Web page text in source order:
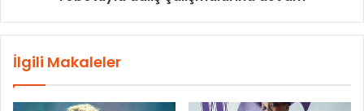
İlgili Makaleler